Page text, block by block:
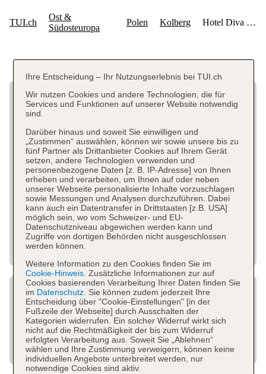
Ihre Entscheidung – Ihr Nutzungserlebnis bei TUI.ch
Wir nutzen Cookies und andere Technologien, die für
Services und Funktionen auf unserer Website notwendig
sind.
Darüber hinaus und soweit Sie einwilligen und
„Zustimmen“ auswählen, können wir sowie unsere bis zu
fünf Partner als Drittanbieter Cookies auf Ihrem Gerät
setzen, andere Technologien verwenden und
personenbezogene Daten [z. B. IP-Adresse] von Ihnen
erheben und verarbeiten, um Ihnen auf oder neben
unserer Webseite personalisierte Inhalte vorzuschlagen
sowie Messungen und Analysen durchzuführen. Dabei
kann auch ein Datentransfer in Drittstaaten [z.B. USA]
möglich sein, wo vom Schweizer- und EU-
Datenschutzniveau abgewichen werden kann und
Zugriffe von dortigen Behörden nicht ausgeschlossen
werden können.
Weitere Information zu den Cookies finden Sie im
Cookie-Hinweis. Zusätzliche Informationen zur auf
Cookies basierenden Verarbeitung Ihrer Daten finden Sie
im Datenschutz. Sie können zudem jederzeit Ihre
Entscheidung über "Cookie-Einstellungen" [in der
Fußzeile der Webseite] durch Ausschalten der
Kategorien widerrufen. Ein solcher Widerruf wirkt sich
nicht auf die Rechtmäßigkeit der bis zum Widerruf
erfolgten Verarbeitung aus. Soweit Sie „Ablehnen“
wählen und Ihre Zustimmung verweigern, können keine
individuellen Angebote unterbreitet werden, nur
notwendige Cookies sind aktiv.